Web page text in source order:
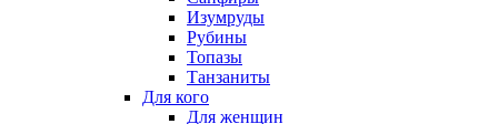
Изумруды
Рубины
Топазы
Танзаниты
Для кого
Для женщин